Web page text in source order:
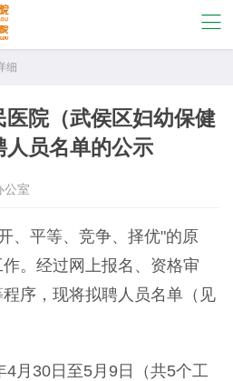
细
医院（武侯区妇幼保健
人员名单的公示
公室
、平等、竞争、择优"的原
。经过网上报名、资格审
序，现将拟聘人员名单（见
4月30日至5月9日（共5个工